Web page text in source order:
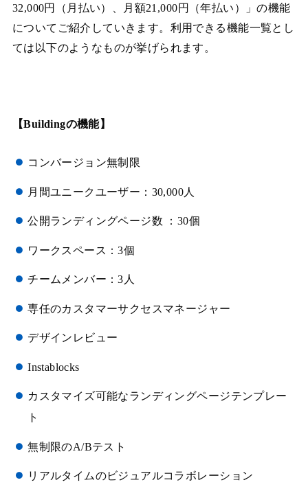
32,000円（月払い）、月額21,000円（年払い）」の機能
についてご紹介していきます。利用できる機能一覧とし
ては以下のようなものが挙げられます。
【Buildingの機能】
コンバージョン無制限
月間ユニークユーザー：30,000人
公開ランディングページ数 ：30個
ワークスペース：3個
チームメンバー：3人
専任のカスタマーサクセスマネージャー
デザインレビュー
Instablocks
カスタマイズ可能なランディングページテンプレー
ト
無制限のA/Bテスト
リアルタイムのビジュアルコラボレーション